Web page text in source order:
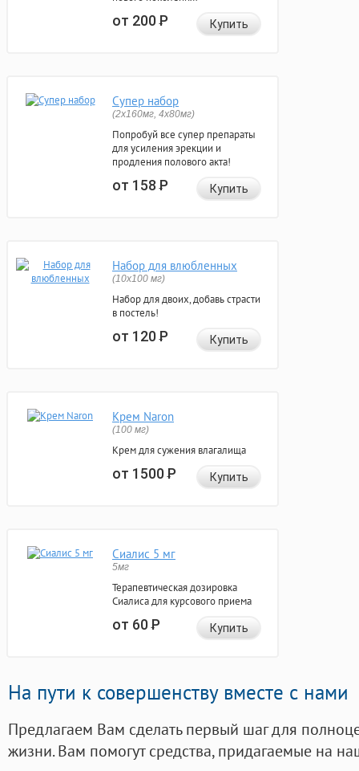
от 200Р Купить
Супер набор
(2х160мг, 4х80мг)
Попробуй все супер препараты
для усиления эрекции и
продления полового акта!
от 158Р Купить
Набор для влюбленных
(10х100 мг)
Набор для двоих, добавь страсти
в постель!
от 120Р Купить
Крем Naron
(100 мг)
Крем для сужения влагалища
от 1500Р Купить
Сиалис 5 мг
5мг
Терапевтическая дозировка
Сиалиса для курсового приема
от 60Р Купить
На пути к совершенству вместе с нами
Предлагаем Вам сделать первый шаг для
жизни. Вам помогут средства, придагаемые на